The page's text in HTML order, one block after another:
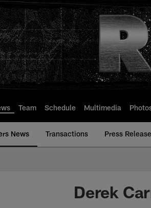
Team Schedule Multimedia
News Transactions Press
Derek